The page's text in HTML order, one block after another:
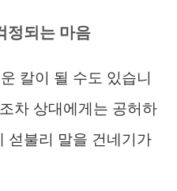
정되는 마음
칼이 될 수도 있습니
차 상대에게는 공허하
섣불리 말을 건네기가